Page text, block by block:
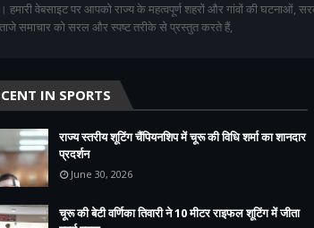
वेबसाइट पर आपको राज्य के महत्वपूर्ण शहरों और गांवों की घटनाओं,
समाचार को सरल और स्पष्ट तरीके से प्रस्तुत करते हैं,
IN SPORTS
राज्य स्तरीय शूटिंग चैंपियनशिप में चूरू की विधि शर्मा का शानदार
प्रदर्शन
June 30, 2026
चूरू की बेटी वर्णिका तिवारी ने 10 मीटर राइफल शूटिंग में जीता